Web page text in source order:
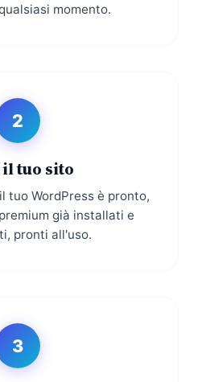
momento.
2
il tuo sito
tuo WordPress è pronto,
già installati e
pronti all'uso.
3